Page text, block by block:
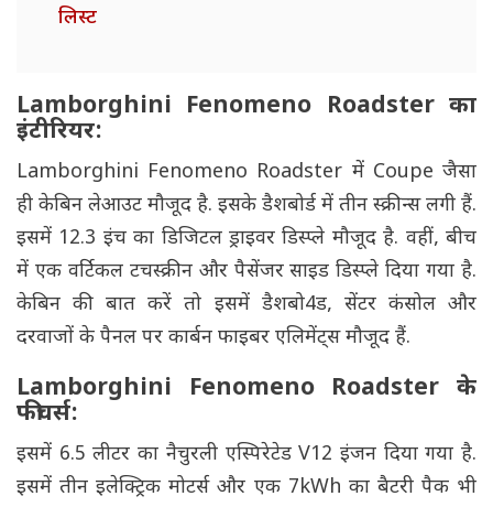
लिस्ट
Lamborghini Fenomeno Roadster का
इंटीरियर:
Lamborghini Fenomeno Roadster में Coupe जैसा
ही केबिन लेआउट मौजूद है. इसके डैशबोर्ड में तीन स्क्रीन्स लगी हैं.
इसमें 12.3 इंच का डिजिटल ड्राइवर डिस्प्ले मौजूद है. वहीं, बीच
में एक वर्टिकल टचस्क्रीन और पैसेंजर साइड डिस्प्ले दिया गया है.
केबिन की बात करें तो इसमें डैशबो4ड, सेंटर कंसोल और
दरवाजों के पैनल पर कार्बन फाइबर एलिमेंट्स मौजूद हैं.
Lamborghini Fenomeno Roadster के
फीचर्स:
इसमें 6.5 लीटर का नैचुरली एस्पिरेटेड V12 इंजन दिया गया है.
इसमें तीन इलेक्ट्रिक मोटर्स और एक 7kWh का बैटरी पैक भी